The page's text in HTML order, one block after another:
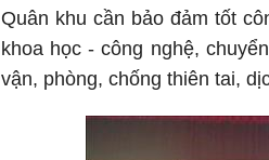
Quân khu cần bảo đảm tốt
khoa học - công nghệ,
vận, phòng, chống thiên tai,